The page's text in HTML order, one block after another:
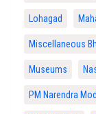
Lohagad
Miscellaneous
Museums
PM Narendra